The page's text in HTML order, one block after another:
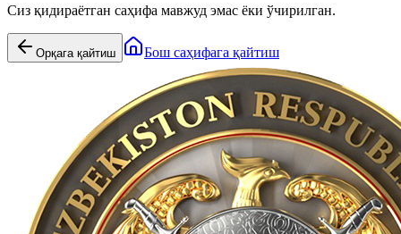
Сиз қидираётган саҳифа мавжуд эмас ёки ўчирилган.
Орқага қайтиш Бош саҳифага қайтиш